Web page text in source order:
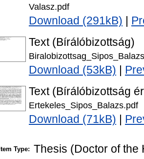
Valasz.pdf
Download (291kB)
Text (Bírálóbizottság)
Download (53kB)
Text (Bírálóbizottság
Ertekeles_Sipos_Balazs.pdf
Download (71kB)
Item Type: Thesis (Doctor of the